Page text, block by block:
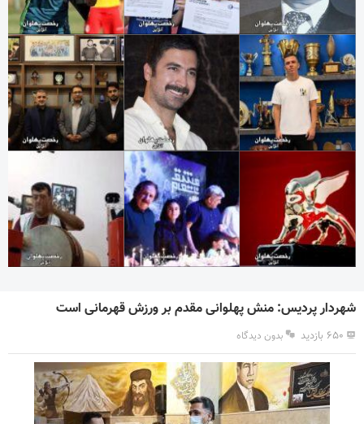
شهردار پردیس: منش پهلوانی مقدم بر ورزش قهرمانی است
۶۵۰ بازدید بدون دیدگاه